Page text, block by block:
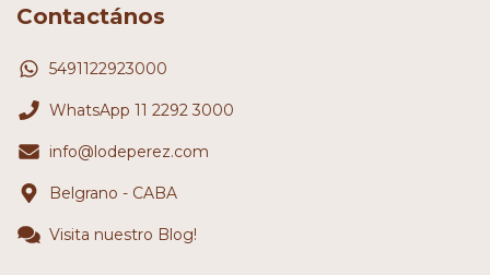
Contactános
5491122923000
WhatsApp 11 2292 3000
info@lodeperez.com
Belgrano - CABA
Visita nuestro Blog!